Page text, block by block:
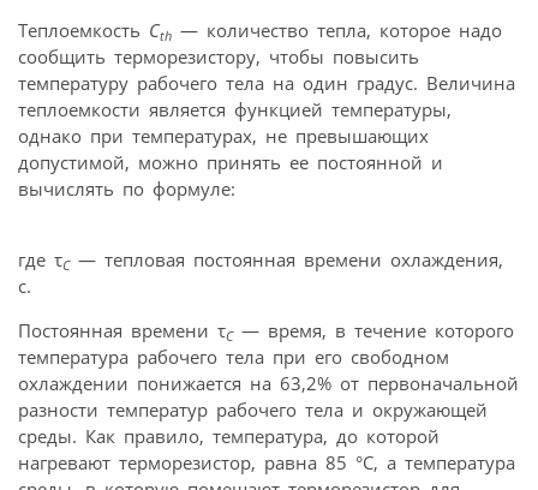
Теплоемкость Сth — количество тепла, которое надо
сообщить терморезистору, чтобы повысить
температуру рабочего тела на один градус. Величина
теплоемкости является функцией температуры,
однако при температурах, не превышающих
допустимой, можно принять ее постоянной и
вычислять по формуле:
где τС— тепловая постоянная времени охлаждения,
с.
Постоянная времени τС— время, в течение которого
температура рабочего тела при его свободном
охлаждении понижается на 63,2% от первоначальной
разности температур рабочего тела и окружающей
среды. Как правило, температура, до которой
нагревают терморезистор, равна 85 °С, а температура